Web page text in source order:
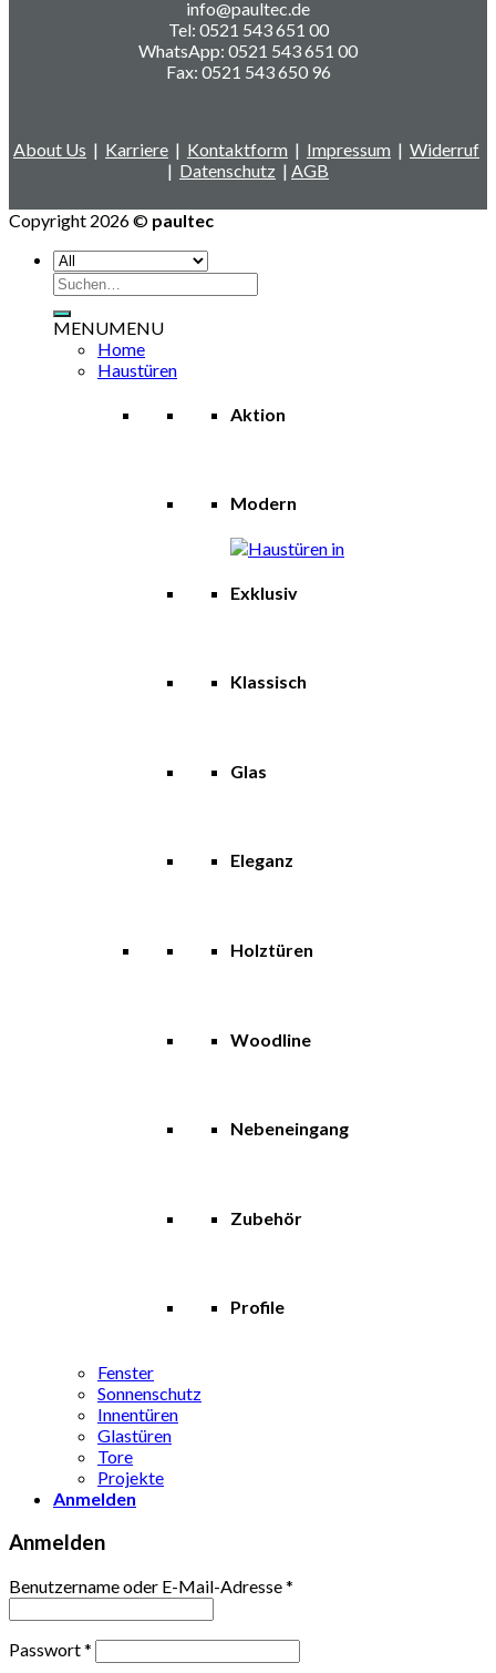
info@paultec.de
Tel: 0521 543 651 00
WhatsApp: 0521 543 651 00
Fax: 0521 543 650 96
About Us | Karriere | Kontaktform | Impressum | Widerruf
| Datenschutz | AGB
Copyright 2026 © paultec
Suchen
nach:
MENUMENU
Home
Haustüren
Aktion
Modern
Exklusiv
Klassisch
Glas
Eleganz
Holztüren
Woodline
Nebeneingang
Zubehör
Profile
Fenster
Sonnenschutz
Innentüren
Glastüren
Tore
Projekte
Anmelden
Anmelden
Benutzername oder E-Mail-Adresse*
Passwort*